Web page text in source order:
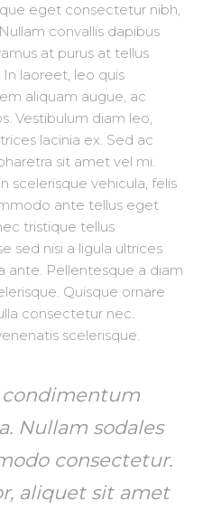
eget consectetur nibh,
convallis dapibus
at purus at tellus
laoreet, leo quis
aliquam augue, ac
Vestibulum diam leo,
lacinia ex. Sed ac
sit amet vel mi.
scelerisque vehicula, felis
ante tellus eget
tristique tellus
sed nisi a ligula ultrices
ante. Pellentesque a diam
Quisque ornare
consectetur nec.
scelerisque.
condimentum
Nullam sodales
consectetur.
aliquet sit amet